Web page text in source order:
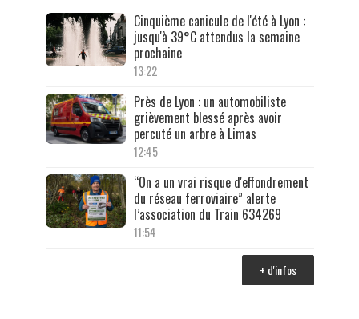
Cinquième canicule de l'été à Lyon :
jusqu'à 39°C attendus la semaine
prochaine
13:22
Près de Lyon : un automobiliste
grièvement blessé après avoir
percuté un arbre à Limas
12:45
“On a un vrai risque d'effondrement
du réseau ferroviaire” alerte
l’association du Train 634269
11:54
+ d'infos